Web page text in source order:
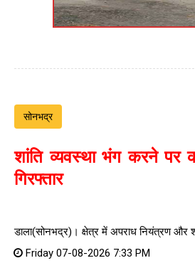
सोनभद्र
शांति व्यवस्था भंग करने पर
गिरफ्तार
डाला(सोनभद्र)। क्षेत्र में अपराध नियंत्रण और
Friday 07-08-2026 7:33 PM